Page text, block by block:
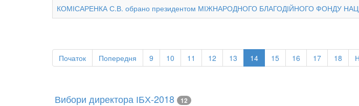
КОМІСАРЕНКА С.В. обрано президентом МІЖНАРОДНОГО БЛАГОДІЙНОГО ФОНДУ
Початок Попередня 9 10 11 12 13 14 15 16 17 18
Вибори директора ІБХ-2018 12